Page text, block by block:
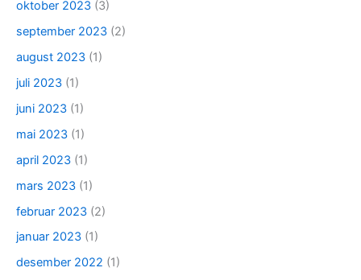
oktober 2023 (3)
september 2023 (2)
august 2023 (1)
juli 2023 (1)
juni 2023 (1)
mai 2023 (1)
april 2023 (1)
mars 2023 (1)
februar 2023 (2)
januar 2023 (1)
desember 2022 (1)